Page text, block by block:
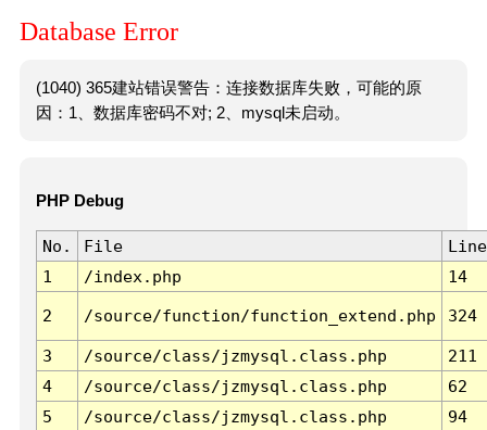
Database Error
(1040) 365建站错误警告：连接数据库失败，可能的原
因：1、数据库密码不对; 2、mysql未启动。
PHP Debug
No. File
Line
1
/index.php 14
2 /source/function/function_extend.php 324
3 /source/class/jzmysql.class.php
211
4
/source/class/jzmysql.class.php
62
5
/source/class/jzmysql.class.php
94